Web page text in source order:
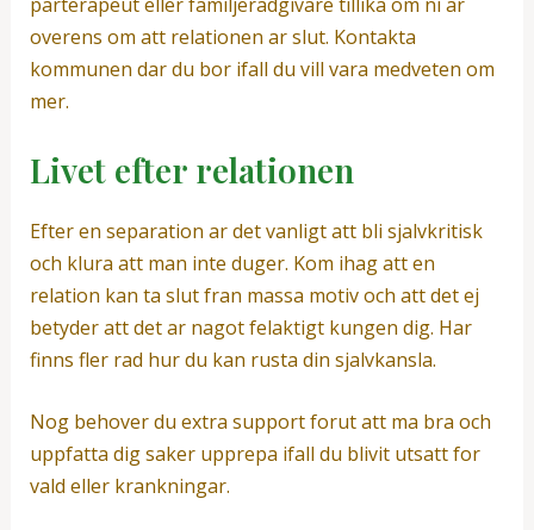
overens om att relationen ar slut. Kontakta
kommunen dar du bor ifall du vill vara medveten om
mer.
Livet efter relationen
Efter en separation ar det vanligt att bli sjalvkritisk
och klura att man inte duger. Kom ihag att en
relation kan ta slut fran massa motiv och att det ej
betyder att det ar nagot felaktigt kungen dig. Har
finns fler rad hur du kan rusta din sjalvkansla.
Nog behover du extra support forut att ma bra och
uppfatta dig saker upprepa ifall du blivit utsatt for
vald eller krankningar.